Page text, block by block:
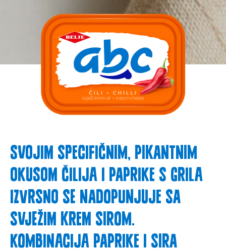
Svojim specifičnim, pikantnim
okusom čilija i paprike s grila
izvrsno se nadopunjuje sa
svježim krem sirom.
Kombinacija paprike i sira